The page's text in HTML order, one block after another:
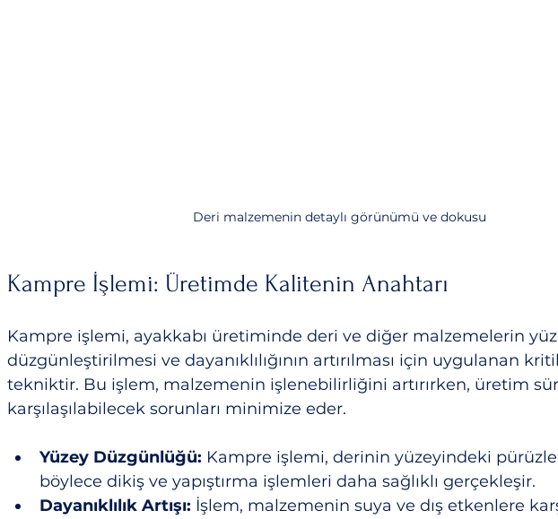
Deri malzemenin detaylı görünümü ve dokusu
Kampre İşlemi: Üretimde Kalitenin Anahtarı
Kampre işlemi, ayakkabı üretiminde deri ve diğer malzemelerin
düzgünleştirilmesi ve dayanıklılığının artırılması için uygulanan
tekniktir. Bu işlem, malzemenin işlenebilirliğini artırırken, üretim
karşılaşılabilecek sorunları minimize eder.
Yüzey Düzgünlüğü: Kampre işlemi, derinin yüzeyindeki
böylece dikiş ve yapıştırma işlemleri daha sağlıklı gerçekleşir.
Dayanıklılık Artışı: İşlem, malzemenin suya ve dış etkenlere